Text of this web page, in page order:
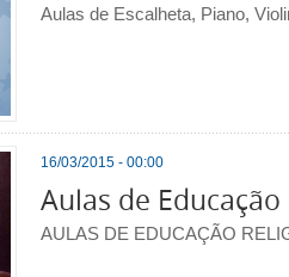
Aulas de Escalheta, Piano,
16/03/2015 - 00:00
Aulas de
AULAS DE EDUCAÇÃO